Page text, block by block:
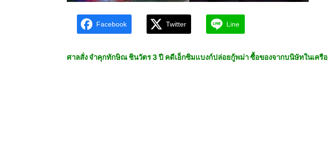
Facebook Twitter Line
ศาลสั่ง จำคุกทักษิณ ชินวัตร 3 ปี คดีเอ็กซิมแบงก์ปล่อยกู้พม่า ซื้อของจากบนิษัทในเครือ